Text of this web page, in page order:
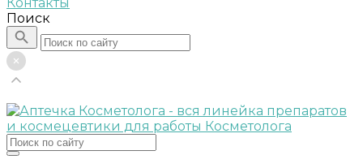
Поиск